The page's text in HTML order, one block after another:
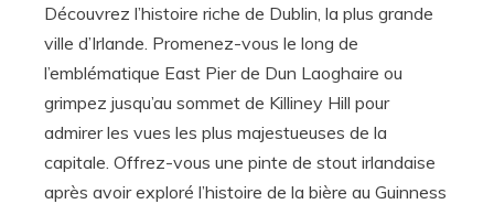
Découvrez l’histoire riche de Dublin, la plus grande
ville d’Irlande. Promenez-vous le long de
l’emblématique East Pier de Dun Laoghaire ou
grimpez jusqu’au sommet de Killiney Hill pour
admirer les vues les plus majestueuses de la
capitale. Offrez-vous une pinte de stout irlandaise
après avoir exploré l’histoire de la bière au Guinness